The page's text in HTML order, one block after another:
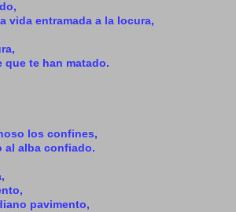
vida entramada a la locura,
que te han matado.
los confines,
al alba confiado.
pavimento,